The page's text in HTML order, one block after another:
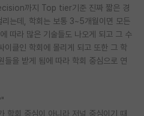
까지 Top tier기준 진짜 짧은 경
는데, 학회는 보통 3~5개월이면 모든
따라 많은 기술들도 나오게 되고 그 수
이클인 학회에 몰리게 되고 또한 그 학
들을 받게 됨에 따라 학회 중심으로 연
학회 중심이 아니라 저널 중심이기 때